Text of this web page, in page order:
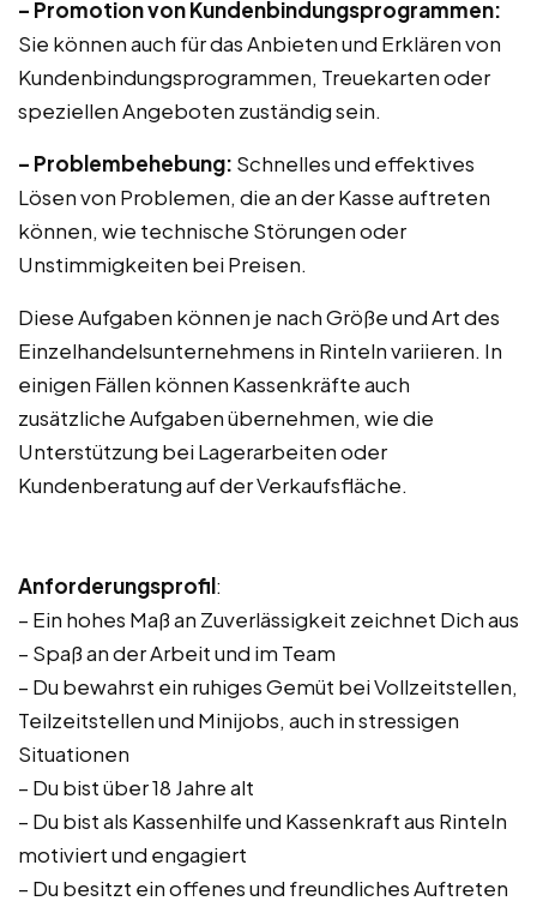
– Promotion von Kundenbindungsprogrammen:
Sie können auch für das Anbieten und Erklären von
Kundenbindungsprogrammen, Treuekarten oder
speziellen Angeboten zuständig sein.
– Problembehebung: Schnelles und effektives
Lösen von Problemen, die an der Kasse auftreten
können, wie technische Störungen oder
Unstimmigkeiten bei Preisen.
Diese Aufgaben können je nach Größe und Art des
Einzelhandelsunternehmens in Rinteln variieren. In
einigen Fällen können Kassenkräfte auch
zusätzliche Aufgaben übernehmen, wie die
Unterstützung bei Lagerarbeiten oder
Kundenberatung auf der Verkaufsfläche.
Anforderungsprofil:
– Ein hohes Maß an Zuverlässigkeit zeichnet Dich aus
– Spaß an der Arbeit und im Team
– Du bewahrst ein ruhiges Gemüt bei Vollzeitstellen,
Teilzeitstellen und Minijobs, auch in stressigen
Situationen
– Du bist über 18 Jahre alt
– Du bist als Kassenhilfe und Kassenkraft aus Rinteln
motiviert und engagiert
– Du besitzt ein offenes und freundliches Auftreten